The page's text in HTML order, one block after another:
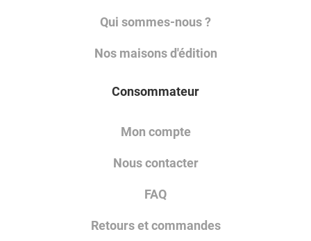
Qui sommes-nous ?
Nos maisons d'édition
Consommateur
Mon compte
Nous contacter
FAQ
Retours et commandes